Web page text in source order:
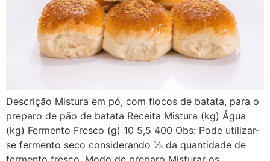
Descrição Mistura em pó, com flocos de batata, para o
preparo de pão de batata Receita Mistura (kg) Água
(kg) Fermento Fresco (g) 10 5,5 400 Obs: Pode utilizar-
se fermento seco considerando ⅓ da quantidade de